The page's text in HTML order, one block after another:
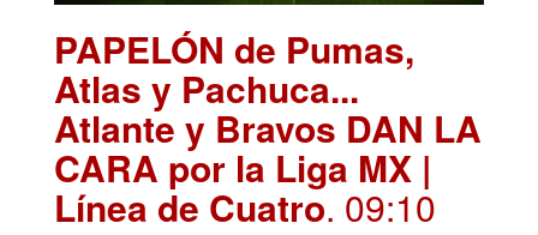
PAPELÓN de Pumas,
Atlas y Pachuca...
Atlante y Bravos DAN LA
CARA por la Liga MX |
Línea de Cuatro. 09:10